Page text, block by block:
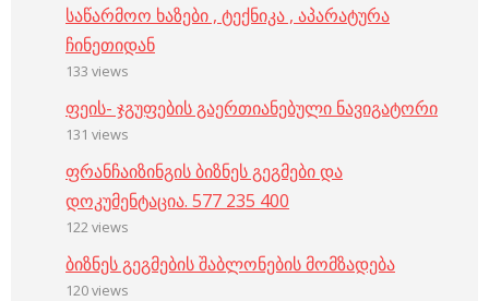
საწარმოო ხაზები , ტექნიკა , აპარატურა
ჩინეთიდან
133 views
ფეის- ჯგუფების გაერთიანებული ნავიგატორი
131 views
ფრანჩაიზინგის ბიზნეს გეგმები და
დოკუმენტაცია. 577 235 400
122 views
ბიზნეს გეგმების შაბლონების მომზადება
120 views